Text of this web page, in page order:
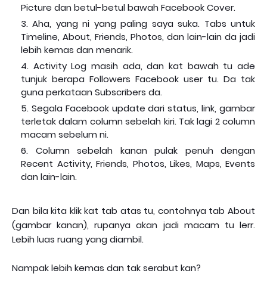
Picture dan betul-betul bawah Facebook Cover.
Aha, yang ni yang paling saya suka. Tabs untuk
Timeline, About, Friends, Photos, dan lain-lain da jadi
lebih kemas dan menarik.
Activity Log masih ada, dan kat bawah tu ade
tunjuk berapa Followers Facebook user tu. Da tak
guna perkataan Subscribers da.
Segala Facebook update dari status, link, gambar
terletak dalam column sebelah kiri. Tak lagi 2 column
macam sebelum ni.
Column sebelah kanan pulak penuh dengan
Recent Activity, Friends, Photos, Likes, Maps, Events
dan lain-lain.
Dan bila kita klik kat tab atas tu, contohnya tab About
(gambar kanan), rupanya akan jadi macam tu lerr.
Lebih luas ruang yang diambil.
Nampak lebih kemas dan tak serabut kan?